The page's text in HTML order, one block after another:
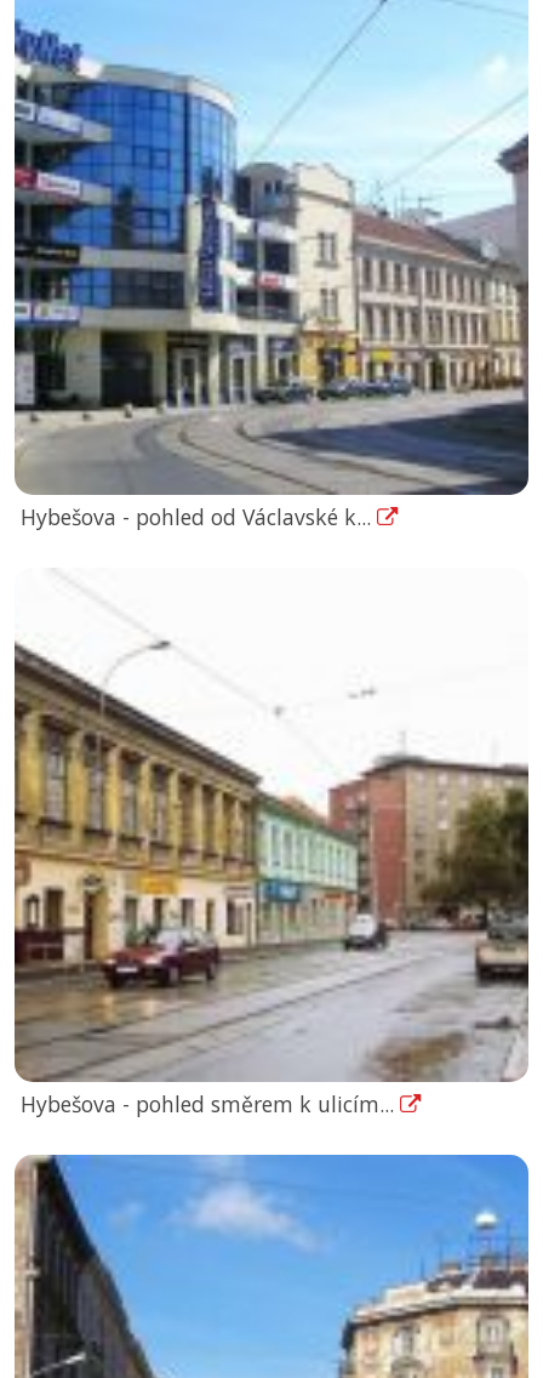
Hybešova - pohled od Václavské k...
Hybešova - pohled směrem k ulicím...